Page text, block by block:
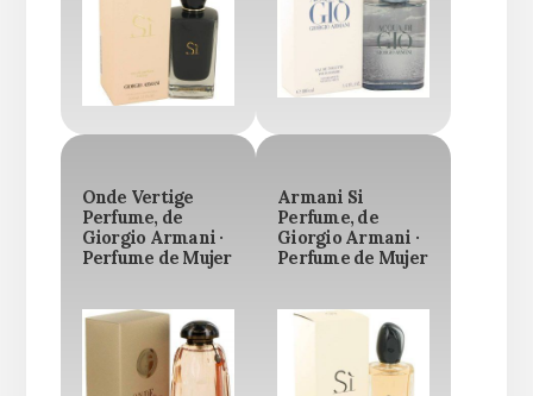
Onde Vertige
Perfume, de
Giorgio Armani ·
Perfume de Mujer
Armani Si
Perfume, de
Giorgio Armani ·
Perfume de Mujer